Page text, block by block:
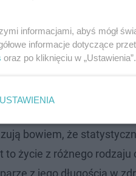
bliskich relacji
(43%) i nadzieję (36%),
na myśl o własnej
bowiem, że
życie z różnego
z jego długością w
informacjami, abyś mógł
informacje dotyczące
oraz po kliknięciu w „Ustawienia”.
USTAWIENIA